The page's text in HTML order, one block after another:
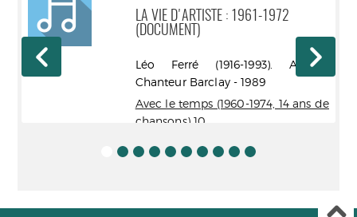
LA VIE D'ARTISTE : 1961-1972
(DOCUMENT)
Léo Ferré (1916-1993). Auteur.
Chanteur Barclay - 1989
Avec le temps (1960-1974, 14 ans de
chansons)10